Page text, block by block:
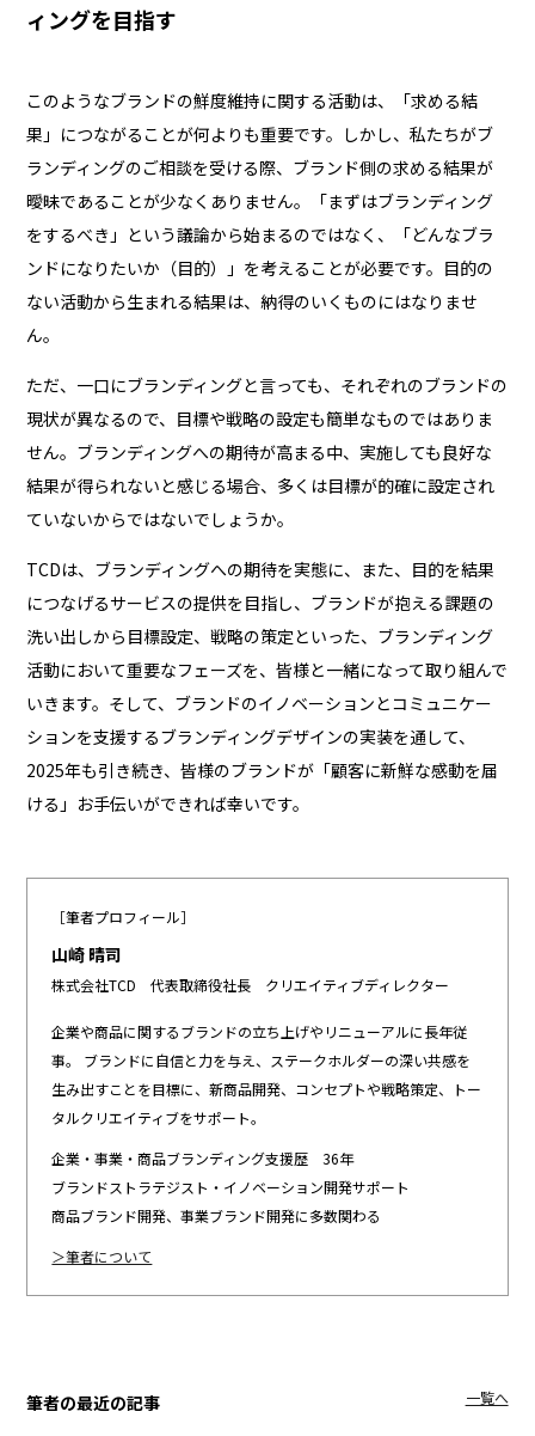
ィングを目指す
このようなブランドの鮮度維持に関する活動は、「求める結
果」につながることが何よりも重要です。しかし、私たちがブ
ランディングのご相談を受ける際、ブランド側の求める結果が
曖昧であることが少なくありません。「まずはブランディング
をするべき」という議論から始まるのではなく、「どんなブラ
ンドになりたいか（目的）」を考えることが必要です。目的の
ない活動から生まれる結果は、納得のいくものにはなりませ
ん。
ただ、一口にブランディングと言っても、それぞれのブランドの
現状が異なるので、目標や戦略の設定も簡単なものではありま
せん。ブランディングへの期待が高まる中、実施しても良好な
結果が得られないと感じる場合、多くは目標が的確に設定され
ていないからではないでしょうか。
TCDは、ブランディングへの期待を実態に、また、目的を結果
につなげるサービスの提供を目指し、ブランドが抱える課題の
洗い出しから目標設定、戦略の策定といった、ブランディング
活動において重要なフェーズを、皆様と一緒になって取り組んで
いきます。そして、ブランドのイノベーションとコミュニケー
ションを支援するブランディングデザインの実装を通して、
2025年も引き続き、皆様のブランドが「顧客に新鮮な感動を届
ける」お手伝いができれば幸いです。
［筆者プロフィール］
山崎 晴司
株式会社TCD 代表取締役社長 クリエイティブディレクター
企業や商品に関するブランドの立ち上げやリニューアルに長年従
事。 ブランドに自信と力を与え、ステークホルダーの深い共感を
生み出すことを目標に、新商品開発、コンセプトや戦略策定、トー
タルクリエイティブをサポート。
企業・事業・商品ブランディング支援歴 36年
ブランドストラテジスト・イノベーション開発サポート
商品ブランド開発、事業ブランド開発に多数関わる
＞筆者について
筆者の最近の記事 一覧へ